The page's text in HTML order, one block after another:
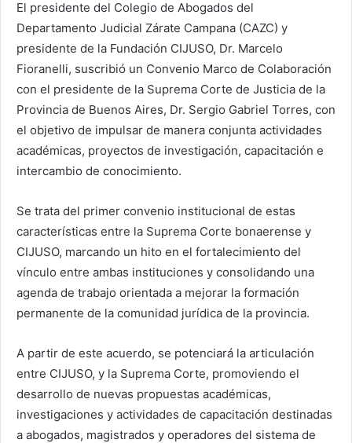
El presidente del Colegio de Abogados del
Departamento Judicial Zárate Campana (CAZC) y
presidente de la Fundación CIJUSO, Dr. Marcelo
Fioranelli, suscribió un Convenio Marco de Colaboración
con el presidente de la Suprema Corte de Justicia de la
Provincia de Buenos Aires, Dr. Sergio Gabriel Torres, con
el objetivo de impulsar de manera conjunta actividades
académicas, proyectos de investigación, capacitación e
intercambio de conocimiento.
Se trata del primer convenio institucional de estas
características entre la Suprema Corte bonaerense y
CIJUSO, marcando un hito en el fortalecimiento del
vínculo entre ambas instituciones y consolidando una
agenda de trabajo orientada a mejorar la formación
permanente de la comunidad jurídica de la provincia.
A partir de este acuerdo, se potenciará la articulación
entre CIJUSO, y la Suprema Corte, promoviendo el
desarrollo de nuevas propuestas académicas,
investigaciones y actividades de capacitación destinadas
a abogados, magistrados y operadores del sistema de